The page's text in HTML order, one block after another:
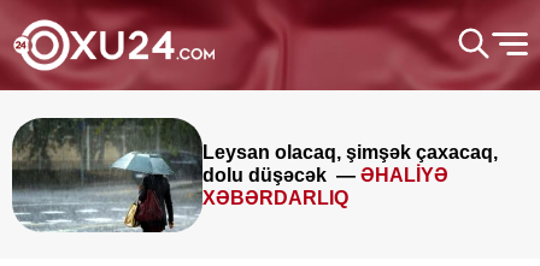
Leysan olacaq, şimşək çaxacaq,
dolu düşəcək — ƏHALİYƏ
XƏBƏRDARLIQ